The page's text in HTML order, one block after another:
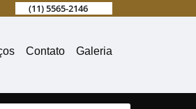
(11) 5565-2146
Contato Galeria